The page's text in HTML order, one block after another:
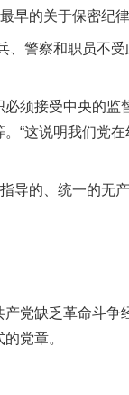
的关于保密纪律
警察和职员不受
须接受中央的监
“这说明我们党
导的、统一的无
党缺乏革命斗争
党章。